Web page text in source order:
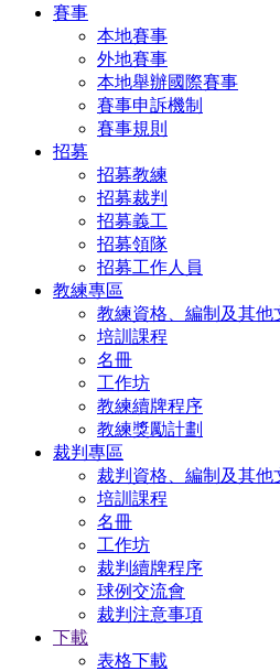
賽事
本地賽事
外地賽事
本地舉辦國際賽事
賽事申訴機制
賽事規則
招募
招募教練
招募裁判
招募義工
招募領隊
招募工作人員
教練專區
教練資格、編制及其他
培訓課程
名冊
工作坊
教練續牌程序
教練獎勵計劃
裁判專區
裁判資格、編制及其他
培訓課程
名冊
工作坊
裁判續牌程序
球例交流會
裁判注意事項
下載
表格下載